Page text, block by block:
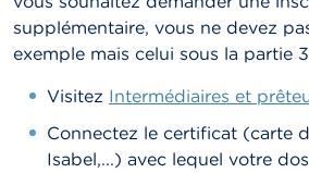
E
m
supplémentaire, vous ne devez
exemple mais celui sous la partie
Visitez Intermédiaires et
Connectez le certificat (carte
Isabel,...) avec lequel votre